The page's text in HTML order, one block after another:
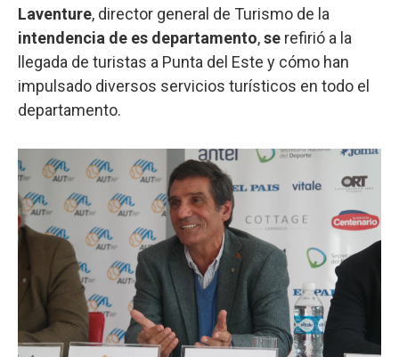
Laventure, director general de Turismo de la
intendencia de es departamento,se refirió a la
llegada de turistas a Punta del Este y cómo han
impulsado diversos servicios turísticos en todo el
departamento.